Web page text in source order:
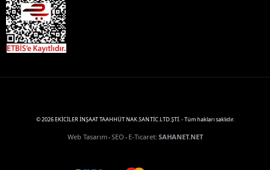
© 2026 EKİCİLER İNŞAAT TAAHHÜT NAK.SAN.TİC.LTD.ŞTİ. - Tüm hakları saklıdır.
Web Tasarım-SEO - E-Ticaret: SAHANET.NET